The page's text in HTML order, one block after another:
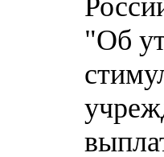
"Об